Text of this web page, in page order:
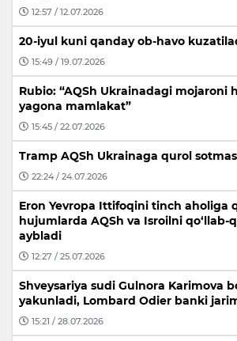
12:57 / 12.07.2026
20-iyul kuni qanday ob-havo
15:49 / 19.07.2026
Rubio: “AQSh Ukrainadagi mojaroni
yagona mamlakat”
15:45 / 22.07.2026
Tramp AQSh Ukrainaga qurol
22:24 / 24.07.2026
Eron Yevropa Ittifoqini tinch aholiga
hujumlarda AQSh va Isroilni
aybladi
12:27 / 25.07.2026
Shveysariya sudi Gulnora Karimova
yakunladi, Lombard Odier banki
15:21 / 28.07.2026